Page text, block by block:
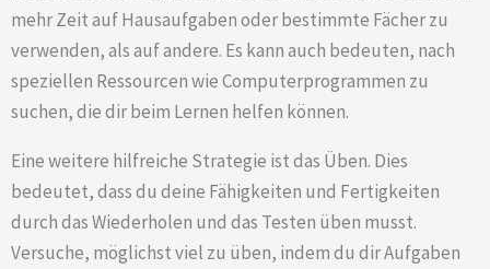
mehr Zeit auf Hausaufgaben oder bestimmte Fächer zu
verwenden, als auf andere. Es kann auch bedeuten, nach
speziellen Ressourcen wie Computerprogrammen zu
suchen, die dir beim Lernen helfen können.
Eine weitere hilfreiche Strategie ist das Üben. Dies
bedeutet, dass du deine Fähigkeiten und Fertigkeiten
durch das Wiederholen und das Testen üben musst.
Versuche, möglichst viel zu üben, indem du dir Aufgaben